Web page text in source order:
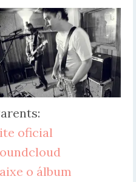
oficial
o álbum